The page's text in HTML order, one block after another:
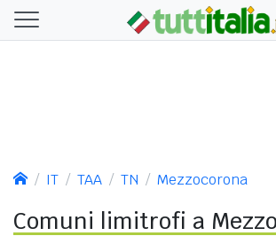
IT TAA TN Mezzocorona
Comuni limitrofi a